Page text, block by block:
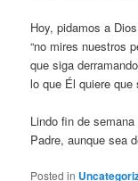
Hoy, pidamos a
“no mires nuestros
que siga
lo que Él quiere que
Lindo fin de
Padre, aunque sea
Posted in